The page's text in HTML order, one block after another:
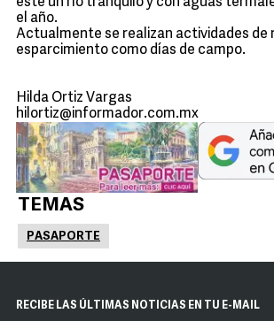
el año.
Actualmente se realizan actividades de
esparcimiento como días de campo.
Hilda Ortiz Vargas
hilortiz@informador.com.mx
TEMAS
PASAPORTE
RECIBE LAS ÚLTIMAS NOTICIAS EN TU E-MAIL